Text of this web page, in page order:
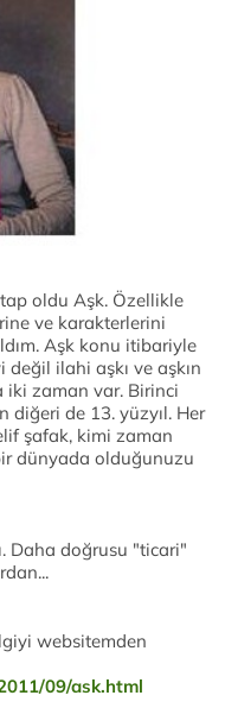
oldu Aşk. Özellikle
ve karakterlerini
Aşk konu itibariyle
ilahi aşkı ve aşkın
iki zaman var. Birinci
diğeri de 13. yüzyıl. Her
şafak, kimi zaman
dünyada olduğunuzu
Daha doğrusu "ticari"
websitemden
09/ask.html